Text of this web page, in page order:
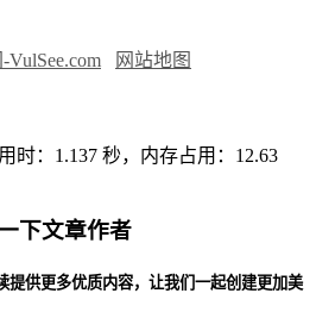
网站地图
时：1.137 秒，内存占用：12.63
下文章作者
提供更多优质内容，让我们一起创建更加美